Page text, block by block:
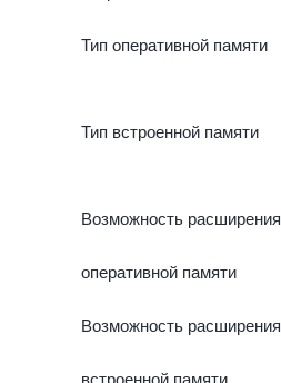
Тип оперативной памяти
Тип встроенной памяти
Возможность расширения
оперативной памяти
Возможность расширения